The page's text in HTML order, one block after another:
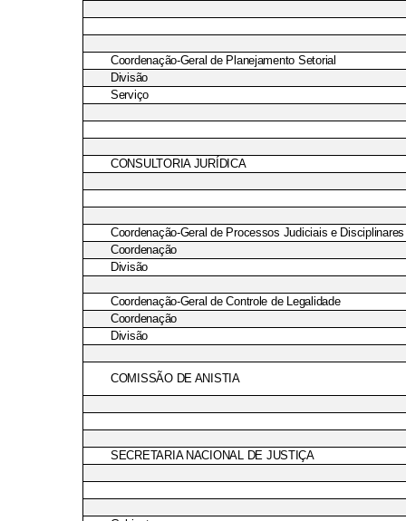
Coordenação-Geral de Planejamento Setorial
Divisão
Serviço
CONSULTORIA JURÍDICA
Coordenação-Geral de Processos Judiciais e Disciplinares
Coordenação
Divisão
Coordenação-Geral de Controle de Legalidade
Coordenação
Divisão
COMISSÃO DE ANISTIA
SECRETARIA NACIONAL DE JUSTIÇA